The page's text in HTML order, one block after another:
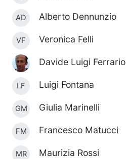
AD Alberto Dennunzio
VF Veronica Felli
Davide Luigi Ferrario
LF Luigi Fontana
GM Giulia Marinelli
FM Francesco Matucci
MR Maurizia Rossi